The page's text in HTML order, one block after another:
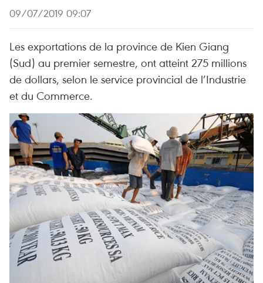
09/07/2019 09:07
Les exportations de la province de Kien Giang
(Sud) au premier semestre, ont atteint 275 millions
de dollars, selon le service provincial de l’Industrie
et du Commerce.